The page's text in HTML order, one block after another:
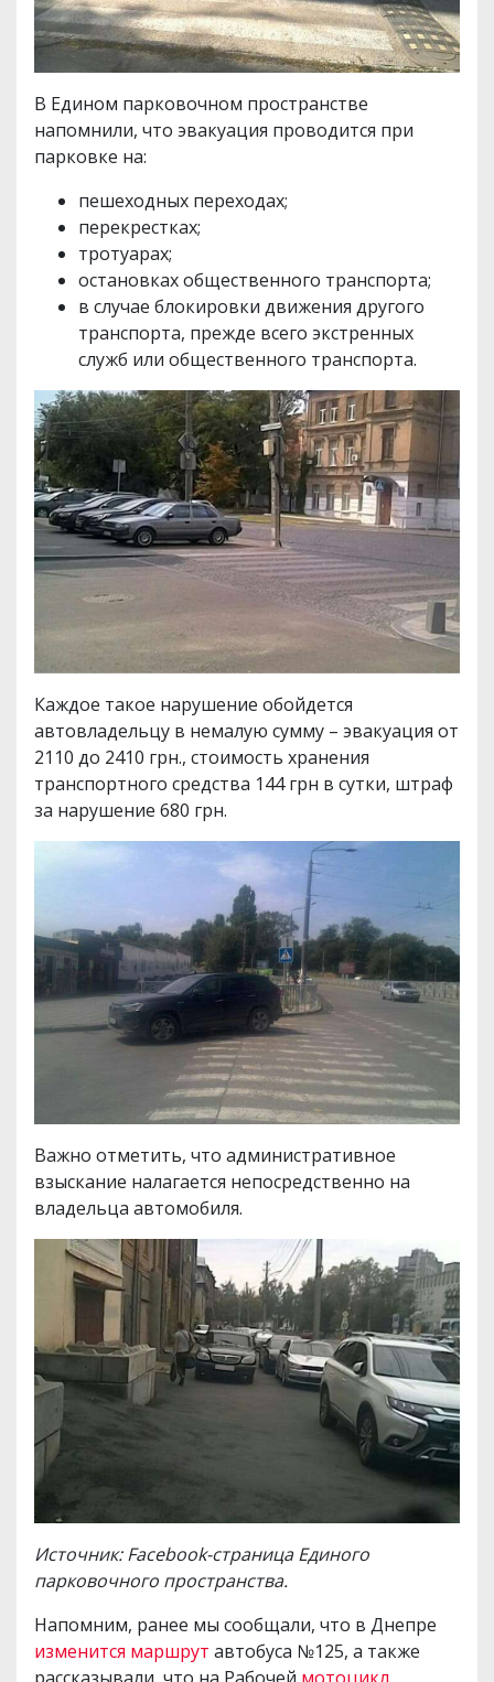
В Едином парковочном пространстве
напомнили, что эвакуация проводится при
парковке на:
пешеходных переходах;
перекрестках;
тротуарах;
остановках общественного транспорта;
в случае блокировки движения другого
транспорта, прежде всего экстренных
служб или общественного транспорта.
Каждое такое нарушение обойдется
автовладельцу в немалую сумму – эвакуация от
2110 до 2410 грн., стоимость хранения
транспортного средства 144 грн в сутки, штраф
за нарушение 680 грн.
Важно отметить, что административное
взыскание налагается непосредственно на
владельца автомобиля.
Источник: Facebook-страница Единого
парковочного пространства.
Напомним, ранее мы сообщали, что в Днепре
изменится маршрут автобуса №125, а также